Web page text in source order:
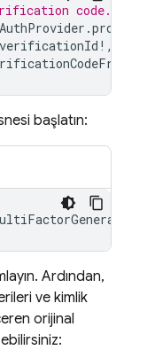
code.
.
verificationId !,
başlatın:
Ardından,
ve kimlik
orijinal